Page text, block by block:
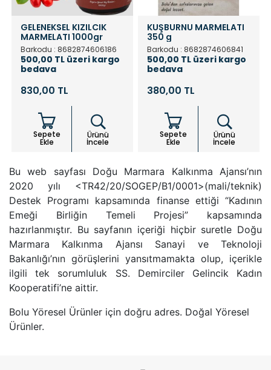
Bolu Yöresel Ürünler için doğru adres. Doğal Yöresel
Ürünler.
GELENEKSEL KIZILCIK
MARMELATI 1000gr
Barkodu : 8682874606186
500,00 TL üzeri kargo
bedava
830,00 TL
Sepete
Ekle
Ürünü
İncele
KUŞBURNU MARMELATI
350 g
Barkodu : 8682874606841
500,00 TL üzeri kargo
bedava
380,00 TL
Sepete
Ekle
Ürünü
İncele
Bu web sayfası Doğu Marmara Kalkınma Ajansı’nın
2020 yılı <TR42/20/SOGEP/B1/0001>(mali/teknik)
Destek Programı kapsamında finanse ettiği “Kadının
Emeği Birliğin Temeli Projesi” kapsamında
hazırlanmıştır. Bu sayfanın içeriği hiçbir suretle Doğu
Marmara Kalkınma Ajansı Sanayi ve Teknoloji
Bakanlığı’nın görüşlerini yansıtmamakta olup, içerikle
ilgili tek sorumluluk SS. Demirciler Gelincik Kadın
Kooperatifi’ne aittir.